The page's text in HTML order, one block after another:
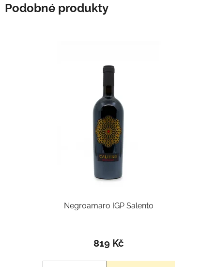
Podobné produkty
Negroamaro IGP Salento
hodnocení
produktu
819 Kč